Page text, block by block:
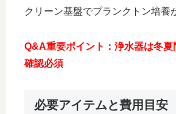
クリーン基盤でプランクトン培養
Q&A重要ポイント：浄水器は冬夏
確認必須
必要アイテムと費用目安